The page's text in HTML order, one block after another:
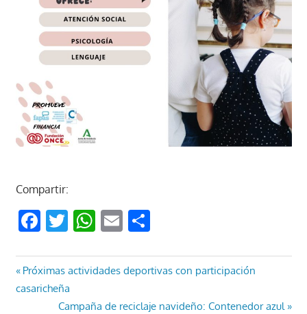
Compartir:
Facebook
Twitter
WhatsApp
EmailCompartir
Navegación
de
Entrada
anterior:
Próximas actividades deportivas con participación
casaricheña
Entrada
Campaña de reciclaje navideño: Contenedor azul